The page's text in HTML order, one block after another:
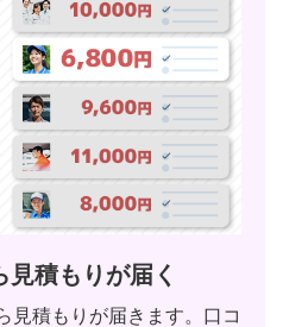
積もりが届く
見積もりが届きます。口コ